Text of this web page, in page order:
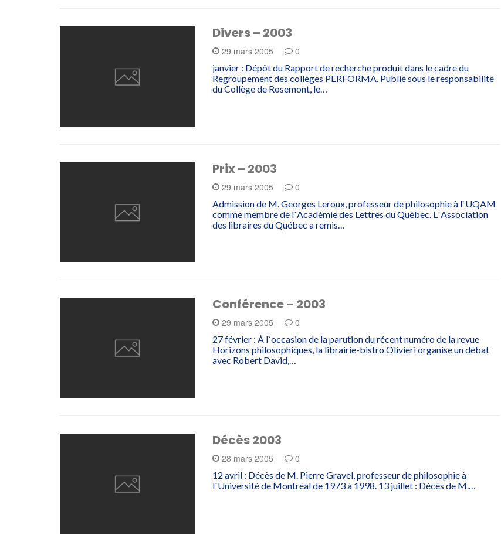
Divers – 2003
29 mars 2005 0
janvier : Dépôt du Rapport de recherche produit dans le cadre du
Regroupement des collèges PERFORMA. Publié sous le responsabilité
du Collège de Rosemont, le…
Prix – 2003
29 mars 2005 0
Admission de M. Georges Leroux, professeur de philosophie à l`UQAM
comme membre de l`Académie des Lettres du Québec. L`Association
des libraires du Québec a remis…
Conférence – 2003
29 mars 2005 0
27 février : À l`occasion de la parution du récent numéro de la revue
Horizons philosophiques, la librairie-bistro Olivieri organise un débat
avec Robert David,…
Décès 2003
28 mars 2005 0
12 avril : Décès de M. Pierre Gravel, professeur de philosophie à
l`Université de Montréal de 1973 à 1998. 13 juillet : Décès de M.…